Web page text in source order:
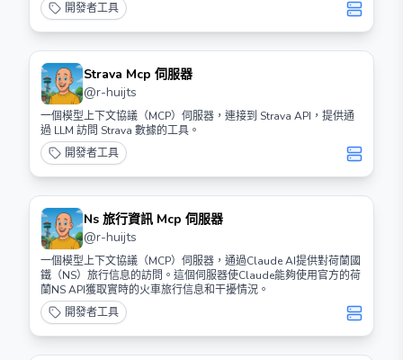
開發者工具
Strava Mcp 伺服器
@r-huijts
一個模型上下文協議（MCP）伺服器，連接到 Strava API，提供通
過 LLM 訪問 Strava 數據的工具。
開發者工具
Ns 旅行資訊 Mcp 伺服器
@r-huijts
一個模型上下文協議（MCP）伺服器，通過Claude AI提供對荷蘭國
鐵（NS）旅行信息的訪問。這個伺服器使Claude能夠使用官方的荷
蘭NS API獲取實時的火車旅行信息和干擾情況。
開發者工具